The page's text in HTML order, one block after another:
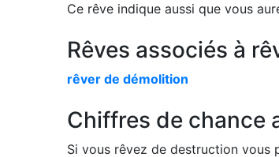
Ce rêve indique aussi que vous
Rêves associés à
rêver de démolition
Chiffres de chance
Si vous rêvez de destruction vous